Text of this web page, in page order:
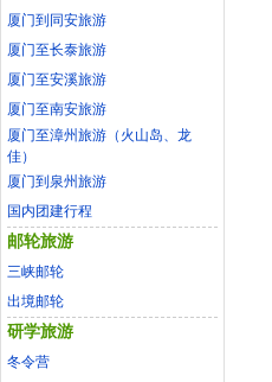
厦门到同安旅游
厦门至长泰旅游
厦门至安溪旅游
厦门至南安旅游
厦门至漳州旅游（火山岛、龙
佳）
厦门到泉州旅游
国内团建行程
邮轮旅游
三峡邮轮
出境邮轮
研学旅游
冬令营